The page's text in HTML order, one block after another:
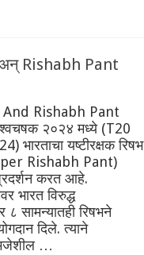
Rishabh Pant
Rishabh Pant
२०२४ मध्ये (T20
भारताचा यष्टीरक्षक रिषभ
Rishabh Pant)
करत आहे.
भारत विरुद्ध
सामन्यातही रिषभने
दिले. त्याने
मजेशील …